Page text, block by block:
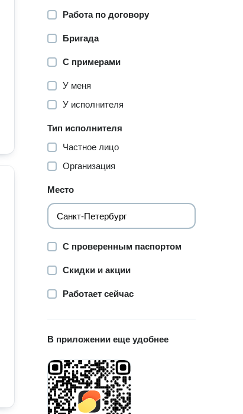
Работа по договору
Бригада
С примерами
У меня
У исполнителя
Тип исполнителя
Частное лицо
Организация
Место
С проверенным паспортом
Скидки и акции
Работает сейчас
В приложении еще удобнее